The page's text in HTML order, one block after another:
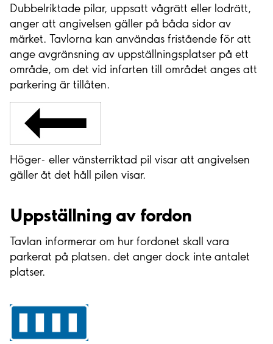
Dubbelriktade pilar, uppsatt vågrätt eller lodrätt,
anger att angivelsen gäller på båda sidor av
märket. Tavlorna kan användas fristående för att
ange avgränsning av uppställningsplatser på ett
område, om det vid infarten till området anges att
parkering är tillåten.
Höger- eller vänsterriktad pil visar att angivelsen
gäller åt det håll pilen visar.
Uppställning av fordon
Tavlan informerar om hur fordonet skall vara
parkerat på platsen. det anger dock inte antalet
platser.